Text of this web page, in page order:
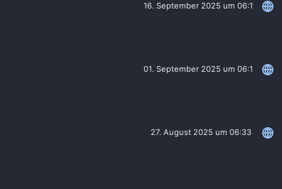
16. September 2025 um 06:11
01. September 2025 um 06:15
27. August 2025 um 06:33